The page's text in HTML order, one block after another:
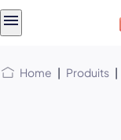
Home | Produits |